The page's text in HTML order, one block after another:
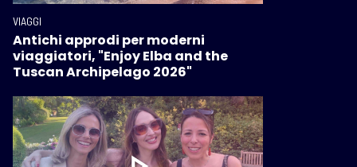
VIAGGI
Antichi approdi per moderni
viaggiatori, "Enjoy Elba and the
Tuscan Archipelago 2026"